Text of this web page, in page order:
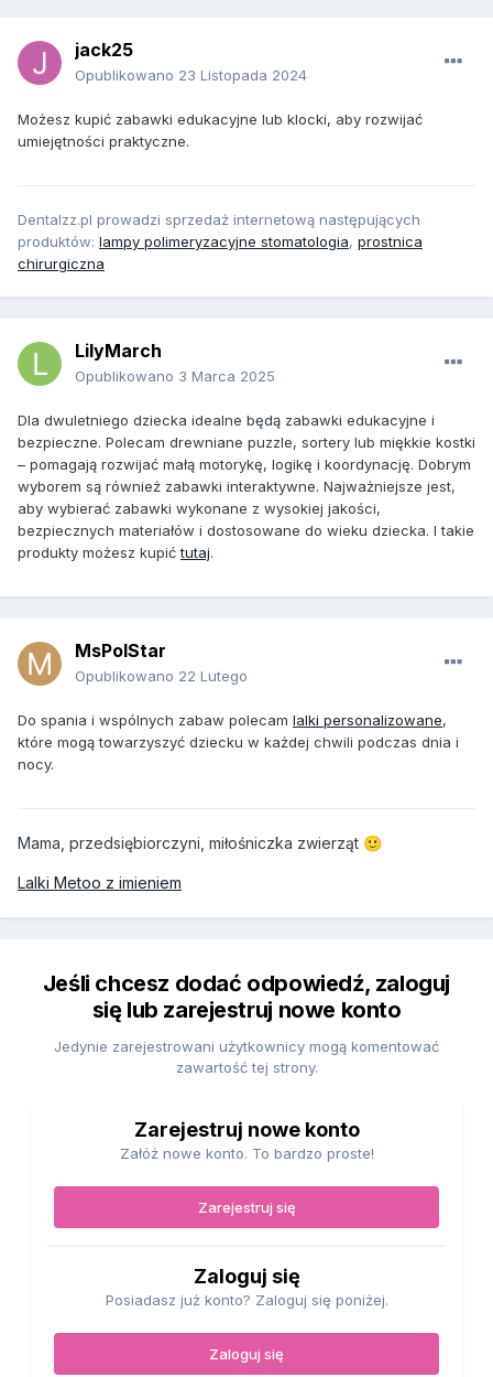
jack25
Opublikowano 23 Listopada 2024
Możesz kupić zabawki edukacyjne lub klocki, aby rozwijać
umiejętności praktyczne.
Dentalzz.pl prowadzi sprzedaż internetową następujących
produktów: lampy polimeryzacyjne stomatologia, prostnica
chirurgiczna
LilyMarch
Opublikowano 3 Marca 2025
Dla dwuletniego dziecka idealne będą zabawki edukacyjne i
bezpieczne. Polecam drewniane puzzle, sortery lub miękkie kostki
– pomagają rozwijać małą motorykę, logikę i koordynację. Dobrym
wyborem są również zabawki interaktywne. Najważniejsze jest,
aby wybierać zabawki wykonane z wysokiej jakości,
bezpiecznych materiałów i dostosowane do wieku dziecka. I takie
produkty możesz kupićtutaj.
MsPolStar
Opublikowano 22 Lutego
Do spania i wspólnych zabaw polecam lalki personalizowane,
które mogą towarzyszyć dziecku w każdej chwili podczas dnia i
nocy.
Mama, przedsiębiorczyni, miłośniczka zwierząt 🙂
Lalki Metoo z imieniem
Jeśli chcesz dodać odpowiedź, zaloguj
się lub zarejestruj nowe konto
Jedynie zarejestrowani użytkownicy mogą komentować
zawartość tej strony.
Zarejestruj nowe konto
Załóż nowe konto. To bardzo proste!
Zarejestruj się
Zaloguj się
Posiadasz już konto? Zaloguj się poniżej.
Zaloguj się